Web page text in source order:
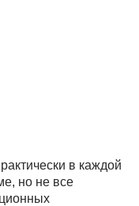
в каждой
но не все